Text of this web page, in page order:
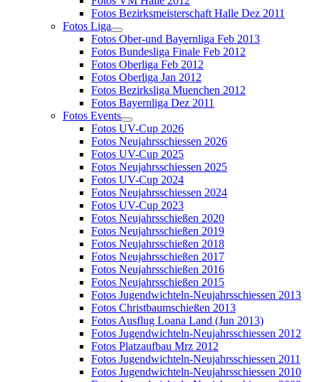
Fotos Bezirksmeisterschaft Halle Dez 2011
Fotos Liga
Fotos Ober-und Bayernliga Feb 2013
Fotos Bundesliga Finale Feb 2012
Fotos Oberliga Feb 2012
Fotos Oberliga Jan 2012
Fotos Bezirksliga Muenchen 2012
Fotos Bayernliga Dez 2011
Fotos Events
Fotos UV-Cup 2026
Fotos Neujahrsschiessen 2026
Fotos UV-Cup 2025
Fotos Neujahrsschiessen 2025
Fotos UV-Cup 2024
Fotos Neujahrsschiessen 2024
Fotos UV-Cup 2023
Fotos Neujahrsschießen 2020
Fotos Neujahrsschießen 2019
Fotos Neujahrsschießen 2018
Fotos Neujahrsschießen 2017
Fotos Neujahrsschießen 2016
Fotos Neujahrsschießen 2015
Fotos Jugendwichteln-Neujahrsschiessen 2013
Fotos Christbaumschießen 2013
Fotos Ausflug Loana Land (Jun 2013)
Fotos Jugendwichteln-Neujahrsschiessen 2012
Fotos Platzaufbau Mrz 2012
Fotos Jugendwichteln-Neujahrsschiessen 2011
Fotos Jugendwichteln-Neujahrsschiessen 2010